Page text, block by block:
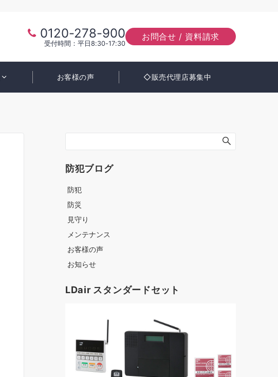
0120-278-900
受付時間：平日8:30-17:30
お問合せ / 資料請求
お客様の声 ◇販売代理店募集中
防犯ブログ
防犯
防災
見守り
メンテナンス
お客様の声
お知らせ
LDair スタンダードセット